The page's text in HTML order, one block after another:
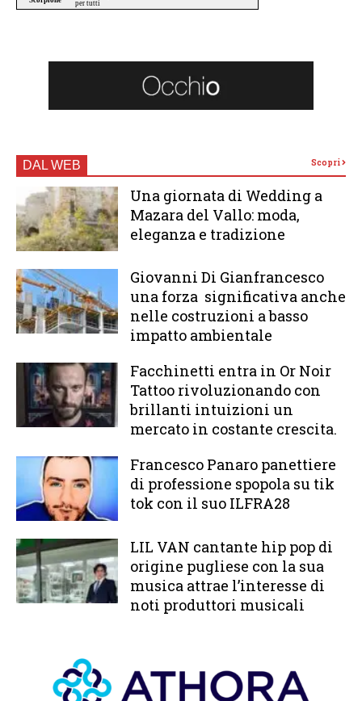
DAL WEB Scopri
Una giornata di Wedding a
Mazara del Vallo: moda,
eleganza e tradizione
Giovanni Di Gianfrancesco
una forza significativa anche
nelle costruzioni a basso
impatto ambientale
Facchinetti entra in Or Noir
Tattoo rivoluzionando con
brillanti intuizioni un
mercato in costante crescita.
Francesco Panaro panettiere
di professione spopola su tik
tok con il suo ILFRA28
LIL VAN cantante hip pop di
origine pugliese con la sua
musica attrae l’interesse di
noti produttori musicali